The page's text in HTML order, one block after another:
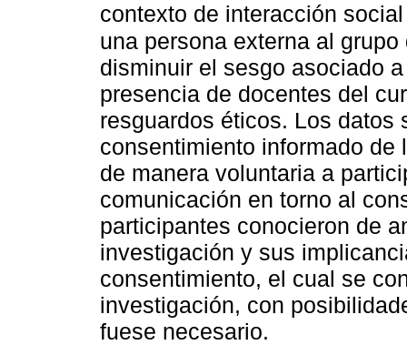
contexto de interacción
una persona externa al
disminuir el sesgo asociado
presencia de docentes del
resguardos éticos. Los datos
consentimiento informado
de manera voluntaria a
comunicación en torno al
participantes conocieron de
investigación y sus
consentimiento, el cual se
investigación, con
fuese necesario.